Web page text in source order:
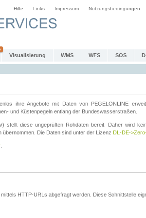
Hilfe Links Impressum Nutzungsbedingungen
Visualisierung WMS WFS SOS
ihre Angebote mit Daten von PEGELONLINE
und Küstenpegeln entlang der Bundeswasserstraßen.
stellt diese ungeprüften Rohdaten bereit. Daher wird
Die Daten sind unter der Lizenz DL-DE-
.
HTTP-URLs abgefragt werden. Diese Schnittstelle